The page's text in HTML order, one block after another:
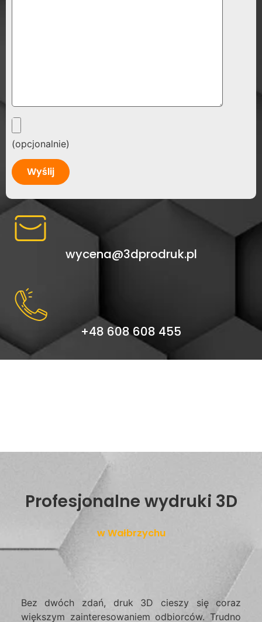
(opcjonalnie)
Alternative:
wycena@3dprodruk.pl
+48 608 608 455
Profesjonalne wydruki 3D
w Wałbrzychu
Bez dwóch zdań, druk 3D cieszy się coraz
większym zainteresowaniem odbiorców. Trudno